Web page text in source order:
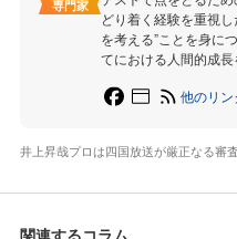
専門家
どり着く経験を重視し
を考える”ことを身に
てにおける人間的成長
他のリン
井上昇哉プロは四国放送が厳正なる審
関連するコラム